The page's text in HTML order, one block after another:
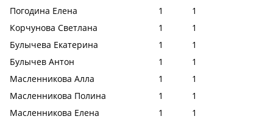
Погодина Елена
1
1
Корчунова Светлана
1
1
Булычева Екатерина
1
1
Булычев Антон
1
1
Масленникова Алла
1
1
Масленникова Полина
1
1
Масленникова Елена
1
1